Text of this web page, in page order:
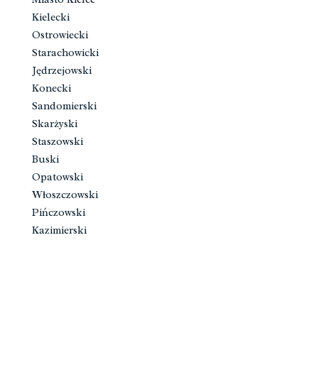
Kielecki
Ostrowiecki
Starachowicki
Jędrzejowski
Konecki
Sandomierski
Skarżyski
Staszowski
Buski
Opatowski
Włoszczowski
Pińczowski
Kazimierski